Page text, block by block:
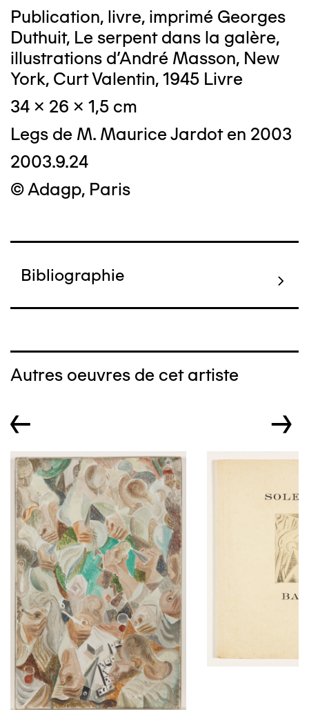
Publication, livre, imprimé Georges
Duthuit, Le serpent dans la galère,
illustrations d'André Masson, New
York, Curt Valentin, 1945 Livre
34 x 26 x 1,5 cm
Legs de M. Maurice Jardot en 2003
2003.9.24
© Adagp, Paris
Bibliographie
Autres oeuvres de cet artiste
← →